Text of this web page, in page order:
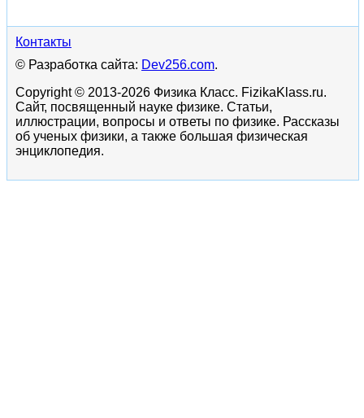
Контакты
© Разработка сайта: Dev256.com.
Copyright © 2013-2026 Физика Класс. FizikaKlass.ru.
Сайт, посвященный науке физике. Статьи,
иллюстрации, вопросы и ответы по физике. Рассказы
об ученых физики, а также большая физическая
энциклопедия.